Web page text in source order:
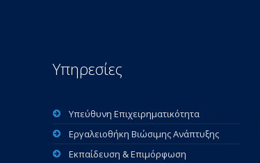
Υπηρεσίες
Υπεύθυνη Επιχειρηματικότητα
Εργαλειοθήκη Βιώσιμης Ανάπτυξης
Εκπαίδευση & Επιμόρφωση